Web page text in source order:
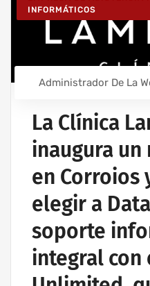
INFORMÁTICOS
Administrador De La
La Clínica
inaugura un
en Corroios
elegir a
soporte
integral con